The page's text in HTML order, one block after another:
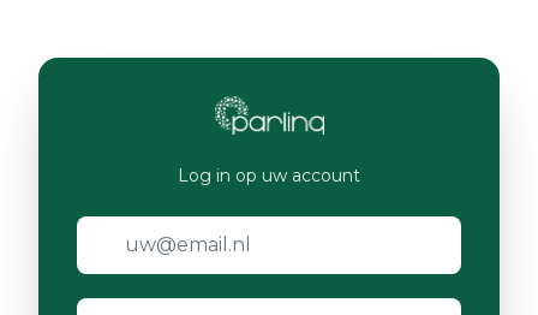
Log in op uw account